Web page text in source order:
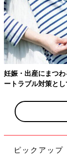
Ｑ. 健診に行くと
スカート 31.4％
パンツ 41.1％
ワンピース 47.2
特に決めてなか
その他 1.3％
※2022年2月実施
妊娠15週になり
になってきたの
な服装で行った
妊娠・出産にまつ
ートラブル対策と
ピックアップ